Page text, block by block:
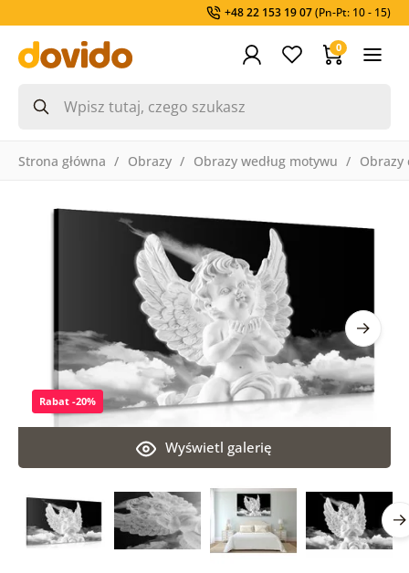
+48 22 153 19 07(Pn-Pt: 10 - 15)
0
Strona główna Obrazy Obrazy według motywu Obrazy
Wyświetl galerię
Rabat -20%